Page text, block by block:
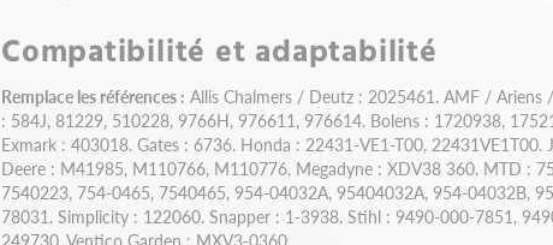
Compatibilité et adaptabilité
Remplace les références : Allis Chalmers / Deutz : 2025461. AMF / Ariens
: 584J, 81229, 510228, 9766H, 976611, 976614. Bolens : 1720938,
Exmark : 403018. Gates : 6736. Honda : 22431-VE1-T00, 22431VE1T00.
Deere : M41985, M110766, M110776. Megadyne : XDV38 360. MTD :
7540223, 754-0465, 7540465, 954-04032A, 95404032A, 954-04032B,
78031. Simplicity : 122060. Snapper : 1-3938. Stihl : 9490-000-7851,
249730. Ventico Garden : MXV3-0360.